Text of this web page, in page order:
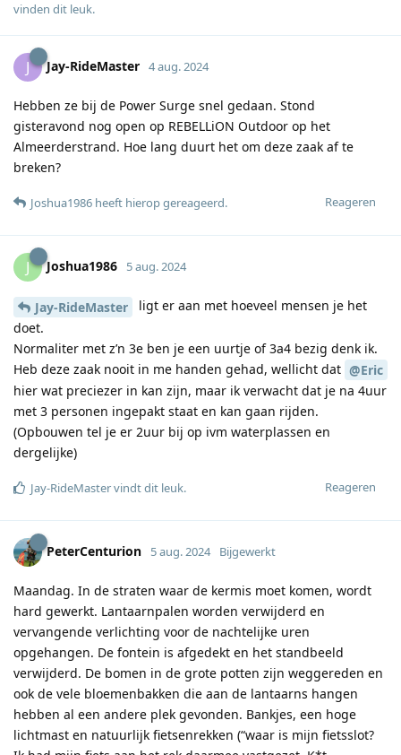
vinden dit leuk.
J Jay-RideMaster 4 aug. 2024
Hebben ze bij de Power Surge snel gedaan. Stond
gisteravond nog open op REBELLiON Outdoor op het
Almeerderstrand. Hoe lang duurt het om deze zaak af te
breken?
Reageren
Joshua1986 heeft hierop gereageerd.
J Joshua1986 5 aug. 2024
Jay-RideMaster
ligt er aan met hoeveel mensen je het
doet.
Normaliter met z’n 3e ben je een uurtje of 3a4 bezig denk ik.
Heb deze zaak nooit in me handen gehad, wellicht dat @Eric
hier wat preciezer in kan zijn, maar ik verwacht dat je na 4uur
met 3 personen ingepakt staat en kan gaan rijden.
(Opbouwen tel je er 2uur bij op ivm waterplassen en
dergelijke)
Reageren
Jay-RideMastervindt dit leuk.
PeterCenturion 5 aug. 2024 Bijgewerkt
Maandag. In de straten waar de kermis moet komen, wordt
hard gewerkt. Lantaarnpalen worden verwijderd en
vervangende verlichting voor de nachtelijke uren
opgehangen. De fontein is afgedekt en het standbeeld
verwijderd. De bomen in de grote potten zijn weggereden en
ook de vele bloemenbakken die aan de lantaarns hangen
hebben al een andere plek gevonden. Bankjes, een hoge
lichtmast en natuurlijk fietsenrekken (“waar is mijn fietsslot?